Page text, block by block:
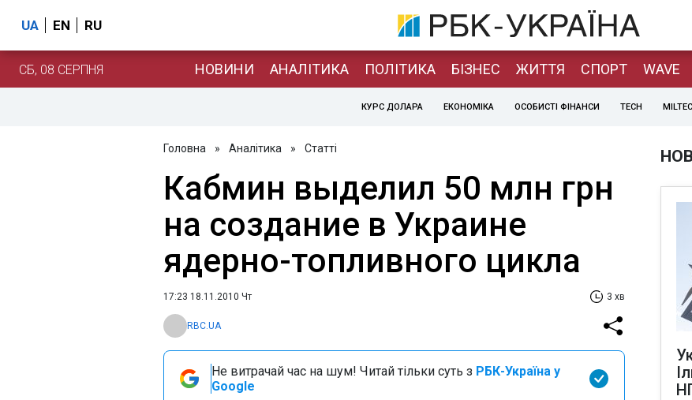
UA EN RU
СБ, 08 СЕРПНЯ НОВИНИ АНАЛІТИКА ПОЛІТИКА БІЗНЕС ЖИТТЯ СПОРТ WAVE
КУРС ДОЛАРА ЕКОНОМІКА ОСОБИСТІ ФІНАНСИ TECH
Головна » Аналітика » Статті
Кабмин выделил 50 млн грн
на создание в Украине
ядерно-топливного цикла
17:23 18.11.2010 Чт 3 хв
RBC.UA
Не витрачай час на шум! Читай тільки суть з РБК-Україна у
Google